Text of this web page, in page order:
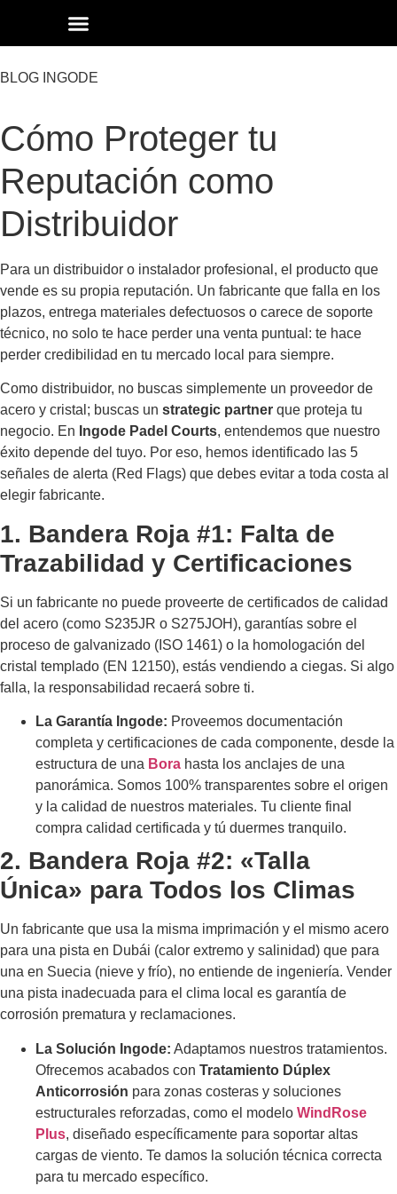
BLOG INGODE
Cómo Proteger tu
Reputación como
Distribuidor
Para un distribuidor o instalador profesional, el producto que
vende es su propia reputación. Un fabricante que falla en los
plazos, entrega materiales defectuosos o carece de soporte
técnico, no solo te hace perder una venta puntual: te hace
perder credibilidad en tu mercado local para siempre.
Como distribuidor, no buscas simplemente un proveedor de
acero y cristal; buscas un strategic partner que proteja tu
negocio. En Ingode Padel Courts, entendemos que nuestro
éxito depende del tuyo. Por eso, hemos identificado las 5
señales de alerta (Red Flags) que debes evitar a toda costa al
elegir fabricante.
1. Bandera Roja #1: Falta de
Trazabilidad y Certificaciones
Si un fabricante no puede proveerte de certificados de calidad
del acero (como S235JR o S275JOH), garantías sobre el
proceso de galvanizado (ISO 1461) o la homologación del
cristal templado (EN 12150), estás vendiendo a ciegas. Si algo
falla, la responsabilidad recaerá sobre ti.
La Garantía Ingode: Proveemos documentación
completa y certificaciones de cada componente, desde la
estructura de una Bora hasta los anclajes de una
panorámica. Somos 100% transparentes sobre el origen
y la calidad de nuestros materiales. Tu cliente final
compra calidad certificada y tú duermes tranquilo.
2. Bandera Roja #2: «Talla
Única» para Todos los Climas
Un fabricante que usa la misma imprimación y el mismo acero
para una pista en Dubái (calor extremo y salinidad) que para
una en Suecia (nieve y frío), no entiende de ingeniería. Vender
una pista inadecuada para el clima local es garantía de
corrosión prematura y reclamaciones.
La Solución Ingode: Adaptamos nuestros tratamientos.
Ofrecemos acabados con Tratamiento Dúplex
Anticorrosión para zonas costeras y soluciones
estructurales reforzadas, como el modelo WindRose
Plus, diseñado específicamente para soportar altas
cargas de viento. Te damos la solución técnica correcta
para tu mercado específico.